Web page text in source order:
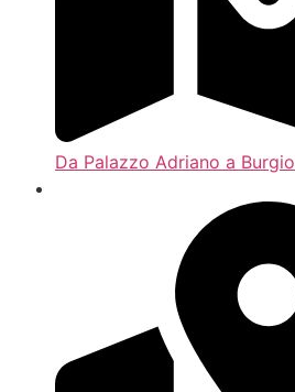
Da Palazzo Adriano a Burgio